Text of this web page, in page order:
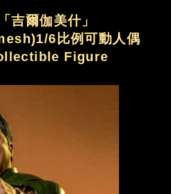
吉爾伽美什」
6比例可動人偶
Figure